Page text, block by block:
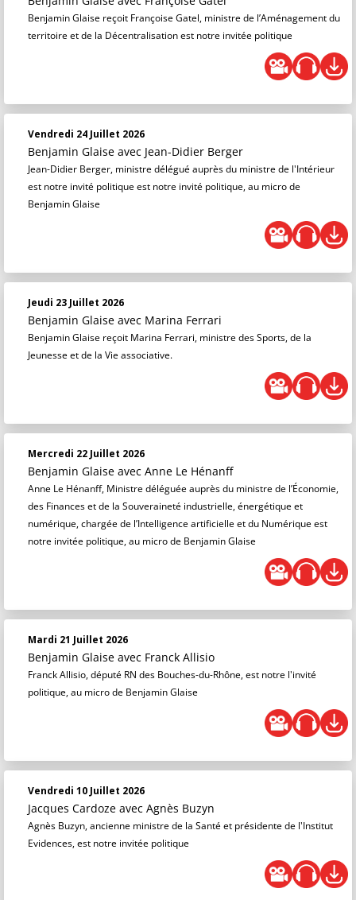
Benjamin Glaise reçoit Françoise Gatel, ministre de l’Aménagement du
territoire et de la Décentralisation est notre invitée politique
Vendredi 24 Juillet 2026
Benjamin Glaise avec Jean-Didier Berger
Jean-Didier Berger, ministre délégué auprès du ministre de l'Intérieur
est notre invité politique est notre invité politique, au micro de
Benjamin Glaise
Jeudi 23 Juillet 2026
Benjamin Glaise avec Marina Ferrari
Benjamin Glaise reçoit Marina Ferrari, ministre des Sports, de la
Jeunesse et de la Vie associative.
Mercredi 22 Juillet 2026
Benjamin Glaise avec Anne Le Hénanff
Anne Le Hénanff, Ministre déléguée auprès du ministre de l’Économie,
des Finances et de la Souveraineté industrielle, énergétique et
numérique, chargée de l’Intelligence artificielle et du Numérique est
notre invitée politique, au micro de Benjamin Glaise
Mardi 21 Juillet 2026
Benjamin Glaise avec Franck Allisio
Franck Allisio, député RN des Bouches-du-Rhône, est notre l'invité
politique, au micro de Benjamin Glaise
Vendredi 10 Juillet 2026
Jacques Cardoze avec Agnès Buzyn
Agnès Buzyn, ancienne ministre de la Santé et présidente de l'Institut
Evidences, est notre invitée politique